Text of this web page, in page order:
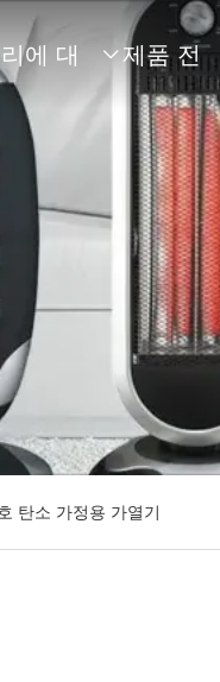
에 대  제품 전
시
탄소 가정용 가열기